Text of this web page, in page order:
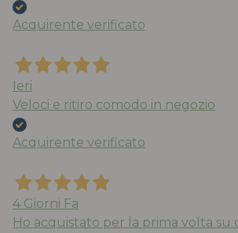
Acquirente verificato
Ieri
Veloci e ritiro comodo in negozio
Acquirente verificato
4 Giorni Fa
Ho acquistato per la prima volta su